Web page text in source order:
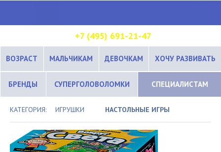
+7 (495) 691-21-47
ВОЗРАСТ МАЛЬЧИКАМ ДЕВОЧКАМ ХОЧУ РАЗВИВАТЬ
БРЕНДЫ СУПЕРГОЛОВОЛОМКИ СПЕЦИАЛИСТАМ
КАТЕГОРИЯ: ИГРУШКИ НАСТОЛЬНЫЕ ИГРЫ